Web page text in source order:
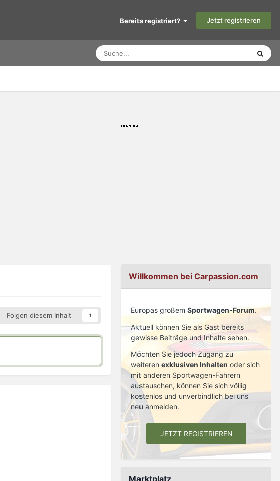
Bereits registriert? Jetzt registrieren
Folgen diesem Inhalt 1
Willkommen bei Carpassion.com
Europas großem Sportwagen-Forum.
Aktuell können Sie als Gast bereits
gewisse Beiträge und Inhalte sehen.
Möchten Sie jedoch Zugang zu
weiteren exklusiven Inhalten oder sich
mit anderen Sportwagen-Fahrern
austauschen, können Sie sich völlig
kostenlos und unverbindlich bei uns
neu anmelden.
JETZT REGISTRIEREN
Marktplatz